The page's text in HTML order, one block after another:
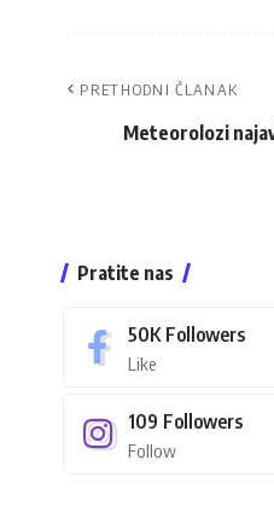
PRETHODNI ČLANAK
Meteorolozi
Pratite nas
50K Followers
Like
109 Followers
Follow